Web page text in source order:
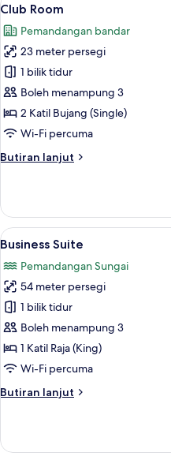
King
semua
foto
untuk
Club
Room
1
Club Room
Pemandangan bandar
23 meter persegi
1 bilik tidur
Boleh menampung 3
2 Katil Bujang (Single)
Wi-Fi percuma
Butiran lanjut
Butiran
Room
Lihat
semua
foto
untuk
Business
Suite
4
Business Suite
Pemandangan Sungai
54 meter persegi
1 bilik tidur
Boleh menampung 3
1 Katil Raja (King)
Wi-Fi percuma
Butiran lanjut
Butiran
Suite